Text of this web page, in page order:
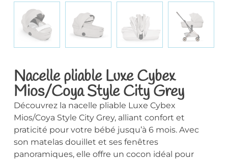
Nacelle pliable Luxe Cybex
Mios/Coya Style City Grey
Découvrez la nacelle pliable Luxe Cybex
Mios/Coya Style City Grey, alliant confort et
praticité pour votre bébé jusqu’à 6 mois. Avec
son matelas douillet et ses fenêtres
panoramiques, elle offre un cocon idéal pour